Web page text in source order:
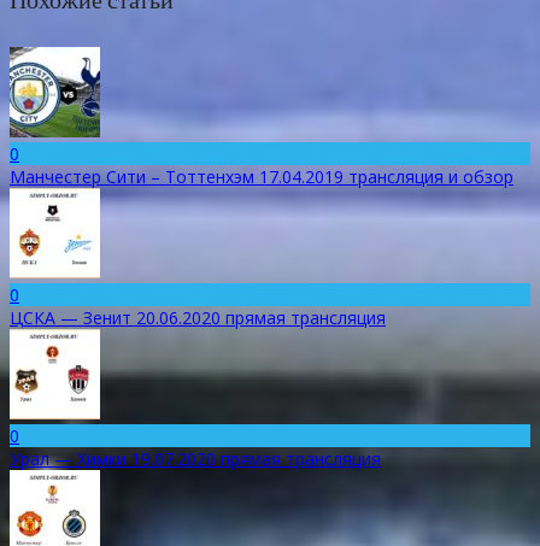
0
Манчестер Сити – Тоттенхэм 17.04.2019 трансляция и обзор
0
ЦСКА — Зенит 20.06.2020 прямая трансляция
0
Урал — Химки 19.07.2020 прямая трансляция